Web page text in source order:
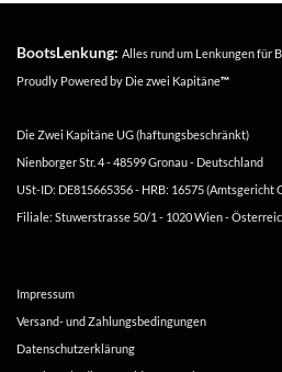
BootsLenkung: Alles rund um Lenkungen für
Proudly Powered by Die zwei Kapitäne™
Die Zwei Kapitäne UG (haftungsbeschränkt)
Nienborger Str. 4 - 48599 Gronau - Deutschland
USt-ID: DE815665356 - HRB: 16575 (Amtsgericht
Filiale: Stuwerstrasse 50/1 - 1020 Wien -
Impressum
Versand- und Zahlungsbedingungen
Datenschutzerklärung